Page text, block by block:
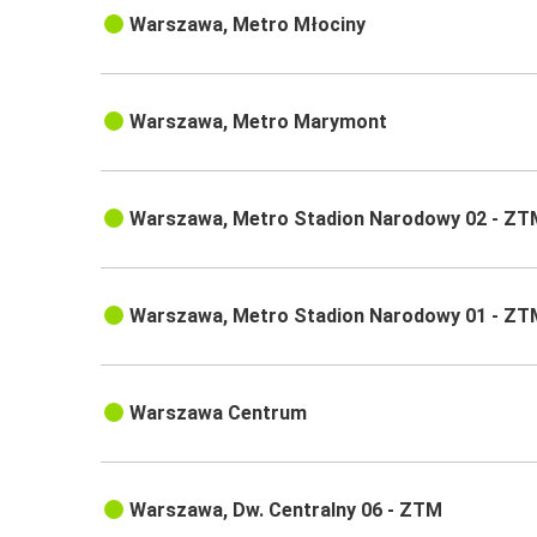
Warszawa, Metro Młociny
Warszawa, Metro Marymont
Warszawa, Metro Stadion Narodowy 02 -
Warszawa, Metro Stadion Narodowy 01 -
Warszawa Centrum
Warszawa, Dw. Centralny 06 - ZTM